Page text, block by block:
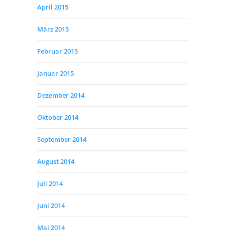
April 2015
März 2015
Februar 2015
Januar 2015
Dezember 2014
Oktober 2014
September 2014
August 2014
Juli 2014
Juni 2014
Mai 2014